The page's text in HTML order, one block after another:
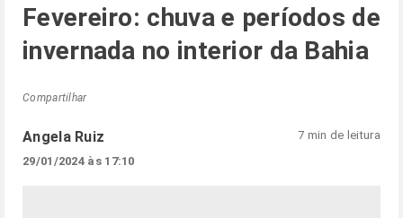
Fevereiro: chuva e períodos de
invernada no interior da Bahia
Compartilhar
Angela Ruiz
29/01/2024 às 17:10
7 min de leitura